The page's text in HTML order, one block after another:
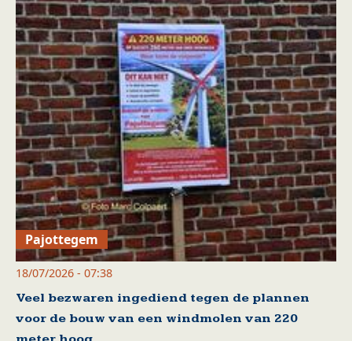
Pajottegem
18/07/2026 - 07:38
Veel bezwaren ingediend tegen de plannen
voor de bouw van een windmolen van 220